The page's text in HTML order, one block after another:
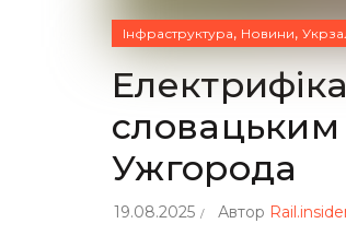
Інфраструктура, Новини,
словацьким
Ужгорода
19.08.2025 Автор